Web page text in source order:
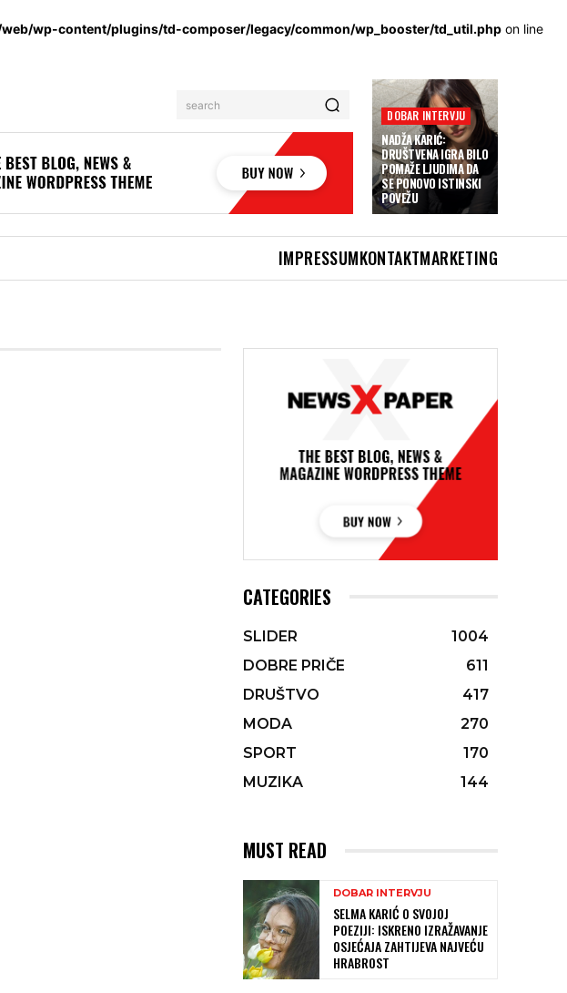
wp-content/plugins/td-composer/legacy/common/wp_booster/td_util.php on line
search
DOBAR INTERVJU
NADŽA KARIĆ:
DRUŠTVENA IGRA BILO
POMAŽE LJUDIMA DA
SE PONOVO ISTINSKI
POVEŽU
IMPRESSUMKONTAKTMARKETING
CATEGORIES
SLIDER
1004
DOBRE PRIČE
611
DRUŠTVO
417
MODA
270
SPORT
170
MUZIKA
144
MUST READ
DOBAR INTERVJU
SELMA KARIĆ O SVOJOJ
POEZIJI: ISKRENO IZRAŽAVANJE
OSJEĆAJA ZAHTIJEVA NAJVEĆU
HRABROST